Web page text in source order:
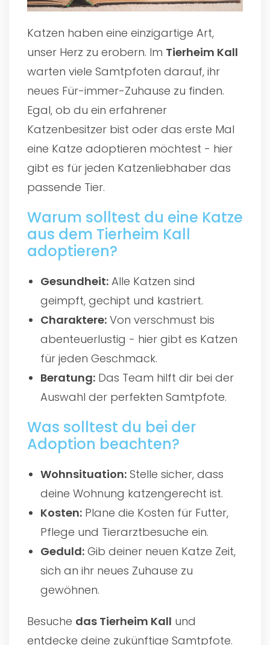
Katzen haben eine einzigartige Art,
unser Herz zu erobern. Im Tierheim Kall
warten viele Samtpfoten darauf, ihr
neues Für-immer-Zuhause zu finden.
Egal, ob du ein erfahrener
Katzenbesitzer bist oder das erste Mal
eine Katze adoptieren möchtest - hier
gibt es für jeden Katzenliebhaber das
passende Tier.
Warum solltest du eine Katze
aus dem Tierheim Kall
adoptieren?
Gesundheit: Alle Katzen sind
geimpft, gechipt und kastriert.
Charaktere: Von verschmust bis
abenteuerlustig - hier gibt es Katzen
für jeden Geschmack.
Beratung: Das Team hilft dir bei der
Auswahl der perfekten Samtpfote.
Was solltest du bei der
Adoption beachten?
Wohnsituation: Stelle sicher, dass
deine Wohnung katzengerecht ist.
Kosten: Plane die Kosten für Futter,
Pflege und Tierarztbesuche ein.
Geduld: Gib deiner neuen Katze Zeit,
sich an ihr neues Zuhause zu
gewöhnen.
Besuche das Tierheim Kall und
entdecke deine zukünftige Samtpfote.